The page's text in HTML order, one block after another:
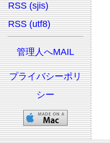
RSS (sjis)
RSS (utf8)
管理人へMAIL
プライバシーポリ
シー